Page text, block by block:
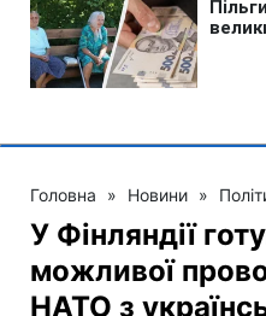
Головна » Новини »
У Фінляндії
можливої
НАТО з